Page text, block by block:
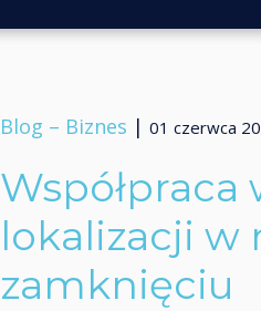
Blog – Biznes | 01 czerwca
lokalizacji w
zamknięciu